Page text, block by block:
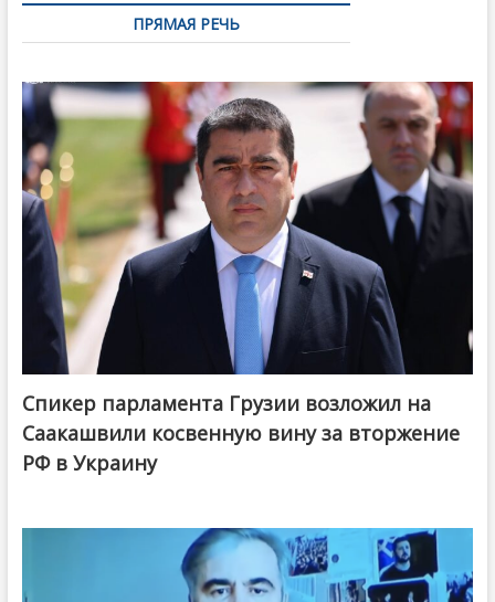
ПРЯМАЯ РЕЧЬ
Спикер парламента Грузии возложил на
Саакашвили косвенную вину за вторжение
РФ в Украину